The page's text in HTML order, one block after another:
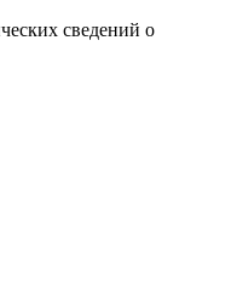
сведений о